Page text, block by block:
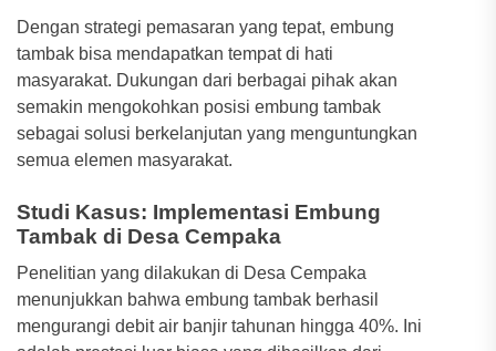
Dengan strategi pemasaran yang tepat, embung
tambak bisa mendapatkan tempat di hati
masyarakat. Dukungan dari berbagai pihak akan
semakin mengokohkan posisi embung tambak
sebagai solusi berkelanjutan yang menguntungkan
semua elemen masyarakat.
Studi Kasus: Implementasi Embung
Tambak di Desa Cempaka
Penelitian yang dilakukan di Desa Cempaka
menunjukkan bahwa embung tambak berhasil
mengurangi debit air banjir tahunan hingga 40%. Ini